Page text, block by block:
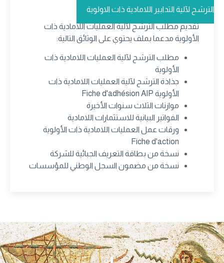
الترشح لآلية التدابير اللامادية ذات الاولوية
تقديم مطلب الترشح لآلية العمليات اللامادية ذات
الأولوية مدعما بملف يحتوي على الوثائق التالية:
مطلب الترشح لآلية العمليات اللامادية ذات
الأولوية
جذاذة الترشح لآلية العمليات اللامادية ذات
الأولوية Fiche d'adhésion AIP
موازنات الثلاث سنوات الأخيرة
الفواتير البيانية للاستثمارات اللامادية
ورقات عمل العمليات اللامادية ذات الأولوية
Fiche d'action
نسخة من بطاقة التعريف الجبائية للشركة
نسخة من مضمون السجل الوطني للمؤسسات